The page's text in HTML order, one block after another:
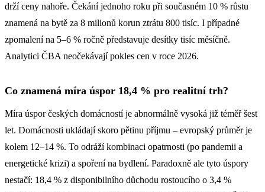
drží ceny nahoře. Čekání jednoho roku při současném 10 % růstu
znamená na bytě za 8 milionů korun ztrátu 800 tisíc. I případné
zpomalení na 5–6 % ročně představuje desítky tisíc měsíčně.
Analytici ČBA neočekávají pokles cen v roce 2026.
Co znamená míra úspor 18,4 % pro realitní trh?
Míra úspor českých domácností je abnormálně vysoká již téměř šest
let. Domácnosti ukládají skoro pětinu příjmu – evropský průměr je
kolem 12–14 %. To odráží kombinaci opatrnosti (po pandemii a
energetické krizi) a spoření na bydlení. Paradoxně ale tyto úspory
nestačí: 18,4 % z disponibilního důchodu rostoucího o 3,4 %